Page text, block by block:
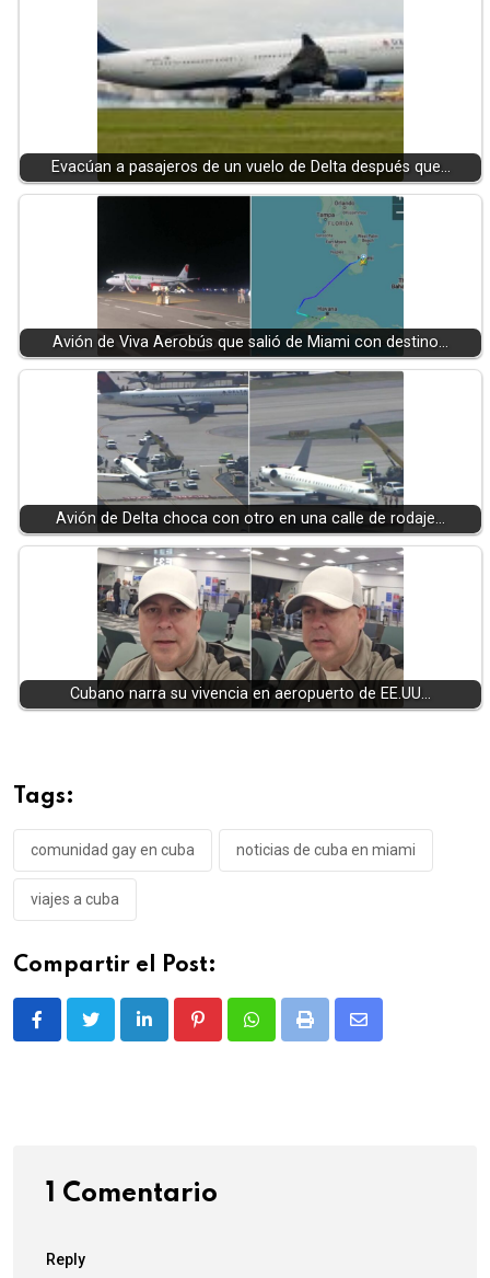
Evacúan a pasajeros de un vuelo de Delta después que…
Avión de Viva Aerobús que salió de Miami con destino…
Avión de Delta choca con otro en una calle de rodaje…
Cubano narra su vivencia en aeropuerto de EE.UU…
Tags:
comunidad gay en cuba noticias de cuba en miami
viajes a cuba
Compartir el Post:
LinkedIn PinterestWhatsappPrint
Share
1 Comentario
Reply